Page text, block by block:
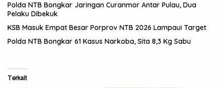
Polda NTB Bongkar Jaringan Curanmor Antar Pulau, Dua
Pelaku Dibekuk
KSB Masuk Empat Besar Porprov NTB 2026 Lampaui Target
Polda NTB Bongkar 61 Kasus Narkoba, Sita 8,3 Kg Sabu
Terkait